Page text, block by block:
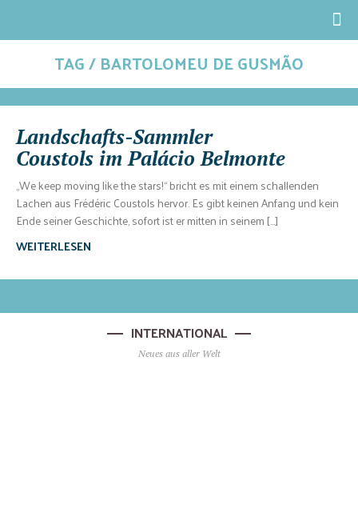
TAG / BARTOLOMEU DE GUSMÃO
Landschafts-Sammler
Coustols im Palácio Belmonte
„We keep moving like the stars!“ bricht es mit einem schallenden
Lachen aus Frédéric Coustols hervor. Es gibt keinen Anfang und kein
Ende seiner Geschichte, sofort ist er mitten in seinem […]
WEITERLESEN
INTERNATIONAL
Neues aus aller Welt